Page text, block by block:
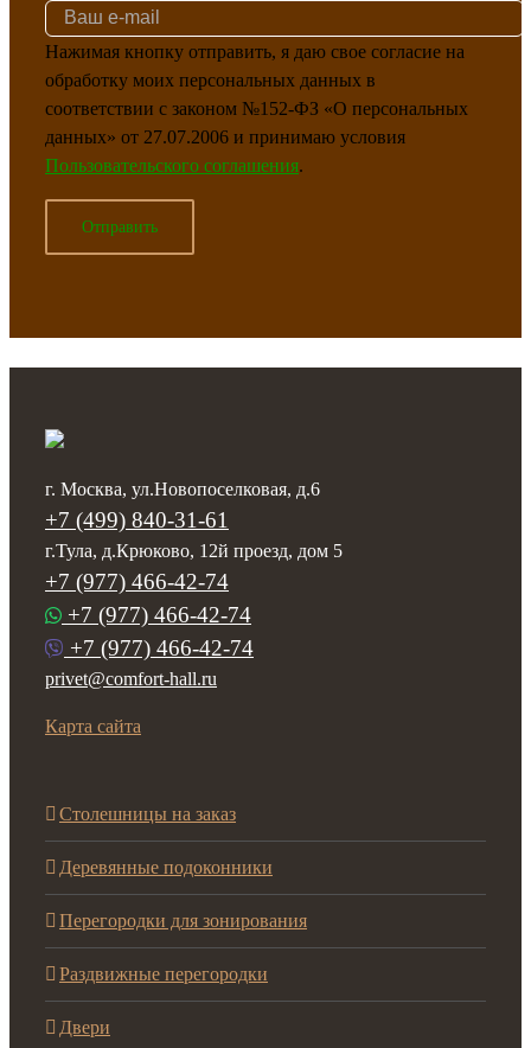
Нажимая кнопку отправить, я даю свое согласие на
обработку моих персональных данных в
соответствии с законом №152-ФЗ «О персональных
данных» от 27.07.2006 и принимаю условия
Пользовательского соглашения.
г. Москва, ул.Новопоселковая, д.6
+7 (499) 840-31-61
г.Тула, д.Крюково, 12й проезд, дом 5
+7 (977) 466-42-74
+7 (977) 466-42-74
+7 (977) 466-42-74
privet@comfort-hall.ru
Карта сайта
Cтолешницы на заказ
Деревянные подоконники
Перегородки для зонирования
Раздвижные перегородки
Двери